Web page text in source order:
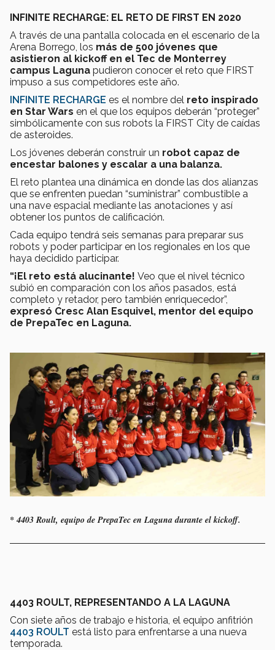
INFINITE RECHARGE: EL RETO DE FIRST EN 2020
A través de una pantalla colocada en el escenario de la
Arena Borrego, los más de 500 jóvenes que
asistieron al kickoff en el Tec de Monterrey
campus Laguna pudieron conocer el reto que FIRST
impuso a sus competidores este año.
INFINITE RECHARGE es el nombre del reto inspirado
en Star Wars en el que los equipos deberán “proteger”
simbólicamente con sus robots la FIRST City de caídas
de asteroides.
Los jóvenes deberán construir un robot capaz de
encestar balones y escalar a una balanza.
El reto plantea una dinámica en donde las dos alianzas
que se enfrenten puedan “suministrar” combustible a
una nave espacial mediante las anotaciones y así
obtener los puntos de calificación.
Cada equipo tendrá seis semanas para preparar sus
robots y poder participar en los regionales en los que
haya decidido participar.
“¡El reto está alucinante! Veo que el nivel técnico
subió en comparación con los años pasados, está
completo y retador, pero también enriquecedor”,
expresó Cresc Alan Esquivel, mentor del equipo
de PrepaTec en Laguna.
* 4403 Roult, equipo de PrepaTec en Laguna durante el kickoff.
4403 ROULT, REPRESENTANDO A LA LAGUNA
Con siete años de trabajo e historia, el equipo anfitrión
4403 ROULT está listo para enfrentarse a una nueva
temporada.